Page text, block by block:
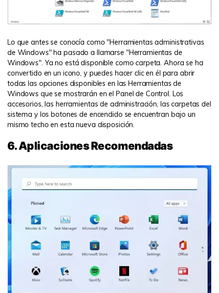
Lo que antes se conocía como "Herramientas administrativas
de Windows" ha pasado a llamarse "Herramientas de
Windows". Ya no está disponible como carpeta. Ahora se ha
convertido en un icono, y puedes hacer clic en él para abrir
todas las opciones disponibles en las Herramientas de
Windows que se mostrarán en el Panel de Control. Los
accesorios, las herramientas de administración, las carpetas del
sistema y los botones de encendido se encuentran bajo un
mismo techo en esta nueva disposición.
6. Aplicaciones Recomendadas